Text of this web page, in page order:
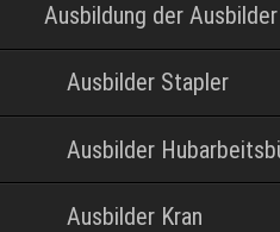
Ausbildung der Ausbilder
Ausbilder Stapler
Ausbilder
Ausbilder Kran